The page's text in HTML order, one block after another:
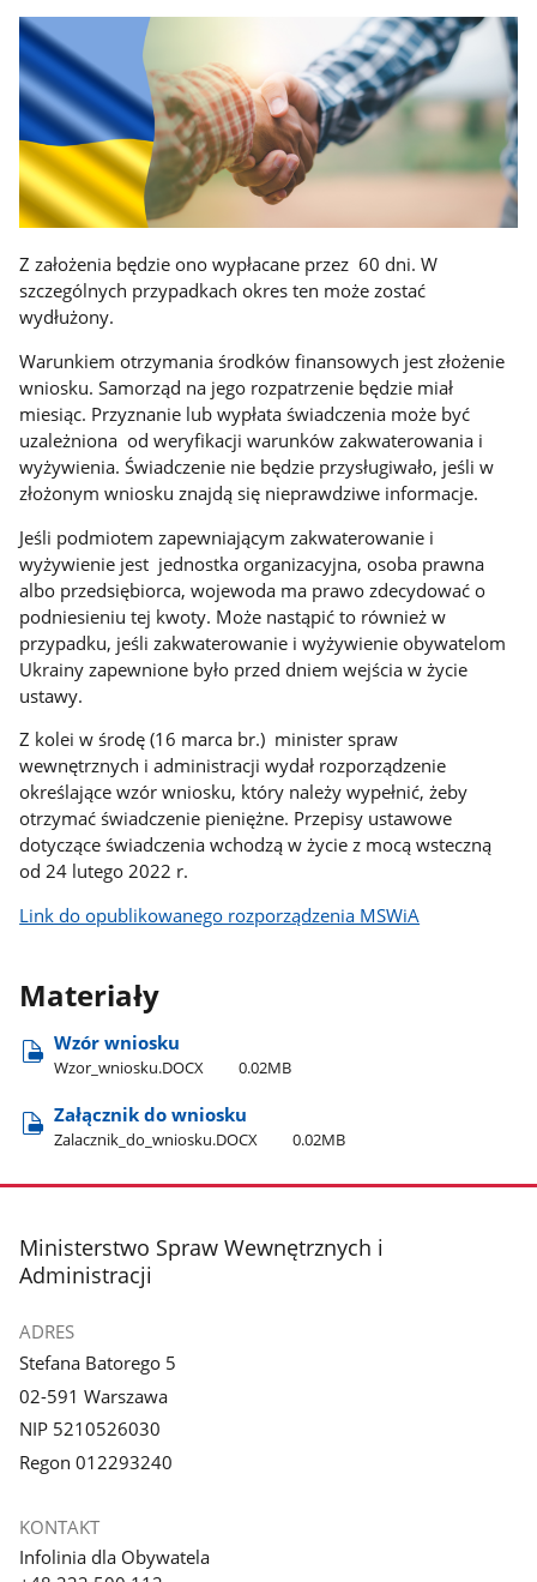
Z założenia będzie ono wypłacane przez 60 dni. W
szczególnych przypadkach okres ten może zostać
wydłużony.
Warunkiem otrzymania środków finansowych jest złożenie
wniosku. Samorząd na jego rozpatrzenie będzie miał
miesiąc. Przyznanie lub wypłata świadczenia może być
uzależniona od weryfikacji warunków zakwaterowania i
wyżywienia. Świadczenie nie będzie przysługiwało, jeśli w
złożonym wniosku znajdą się nieprawdziwe informacje.
Jeśli podmiotem zapewniającym zakwaterowanie i
wyżywienie jest jednostka organizacyjna, osoba prawna
albo przedsiębiorca, wojewoda ma prawo zdecydować o
podniesieniu tej kwoty. Może nastąpić to również w
przypadku, jeśli zakwaterowanie i wyżywienie obywatelom
Ukrainy zapewnione było przed dniem wejścia w życie
ustawy.
Z kolei w środę (16 marca br.) minister spraw
wewnętrznych i administracji wydał rozporządzenie
określające wzór wniosku, który należy wypełnić, żeby
otrzymać świadczenie pieniężne. Przepisy ustawowe
dotyczące świadczenia wchodzą w życie z mocą wsteczną
od 24 lutego 2022 r.
Link do opublikowanego rozporządzenia MSWiA
Materiały
Wzór wniosku
Wzor​_wniosku.DOCX 0.02MB
Załącznik do wniosku
Zalacznik​_do​_wniosku.DOCX 0.02MB
stopka
Ministerstwo Spraw Wewnętrznych i
Administracji
ADRES
Stefana Batorego 5
02-591 Warszawa
NIP 5210526030
Regon 012293240
KONTAKT
Infolinia dla Obywatela